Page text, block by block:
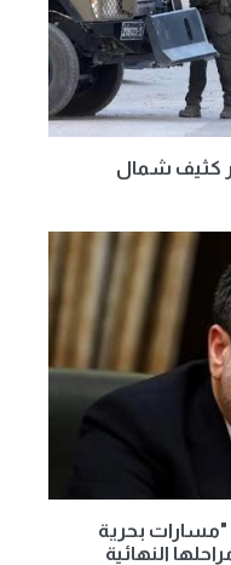
كثيف شمال
بحرية
النهائية